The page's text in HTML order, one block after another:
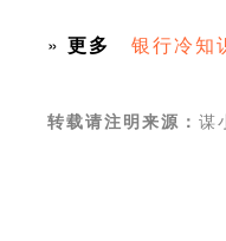
» 更多 银行冷知
转载请注明来源： 谋